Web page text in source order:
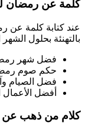
كلمة عن رمضان
عند كتابة كلمة عن
بالتهنئة بحلول
فضل شهر
حكم صوم
فضل الصيام
أفضل
كلام من ذهب